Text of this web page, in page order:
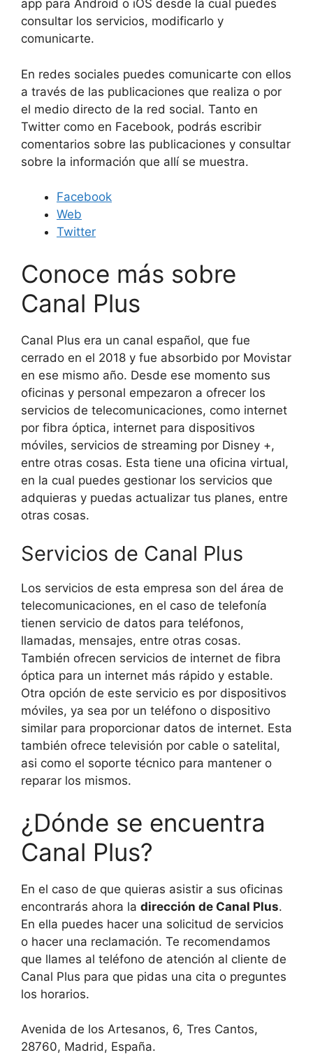
app para Android o iOS desde la cual puedes
consultar los servicios, modificarlo y
comunicarte.
En redes sociales puedes comunicarte con ellos
a través de las publicaciones que realiza o por
el medio directo de la red social. Tanto en
Twitter como en Facebook, podrás escribir
comentarios sobre las publicaciones y consultar
sobre la información que allí se muestra.
Facebook
Web
Twitter
Conoce más sobre
Canal Plus
Canal Plus era un canal español, que fue
cerrado en el 2018 y fue absorbido por Movistar
en ese mismo año. Desde ese momento sus
oficinas y personal empezaron a ofrecer los
servicios de telecomunicaciones, como internet
por fibra óptica, internet para dispositivos
móviles, servicios de streaming por Disney +,
entre otras cosas. Esta tiene una oficina virtual,
en la cual puedes gestionar los servicios que
adquieras y puedas actualizar tus planes, entre
otras cosas.
Servicios de Canal Plus
Los servicios de esta empresa son del área de
telecomunicaciones, en el caso de telefonía
tienen servicio de datos para teléfonos,
llamadas, mensajes, entre otras cosas.
También ofrecen servicios de internet de fibra
óptica para un internet más rápido y estable.
Otra opción de este servicio es por dispositivos
móviles, ya sea por un teléfono o dispositivo
similar para proporcionar datos de internet. Esta
también ofrece televisión por cable o satelital,
asi como el soporte técnico para mantener o
reparar los mismos.
¿Dónde se encuentra
Canal Plus?
En el caso de que quieras asistir a sus oficinas
encontrarás ahora la dirección de Canal Plus.
En ella puedes hacer una solicitud de servicios
o hacer una reclamación. Te recomendamos
que llames al teléfono de atención al cliente de
Canal Plus para que pidas una cita o preguntes
los horarios.
Avenida de los Artesanos, 6, Tres Cantos,
28760, Madrid, España.